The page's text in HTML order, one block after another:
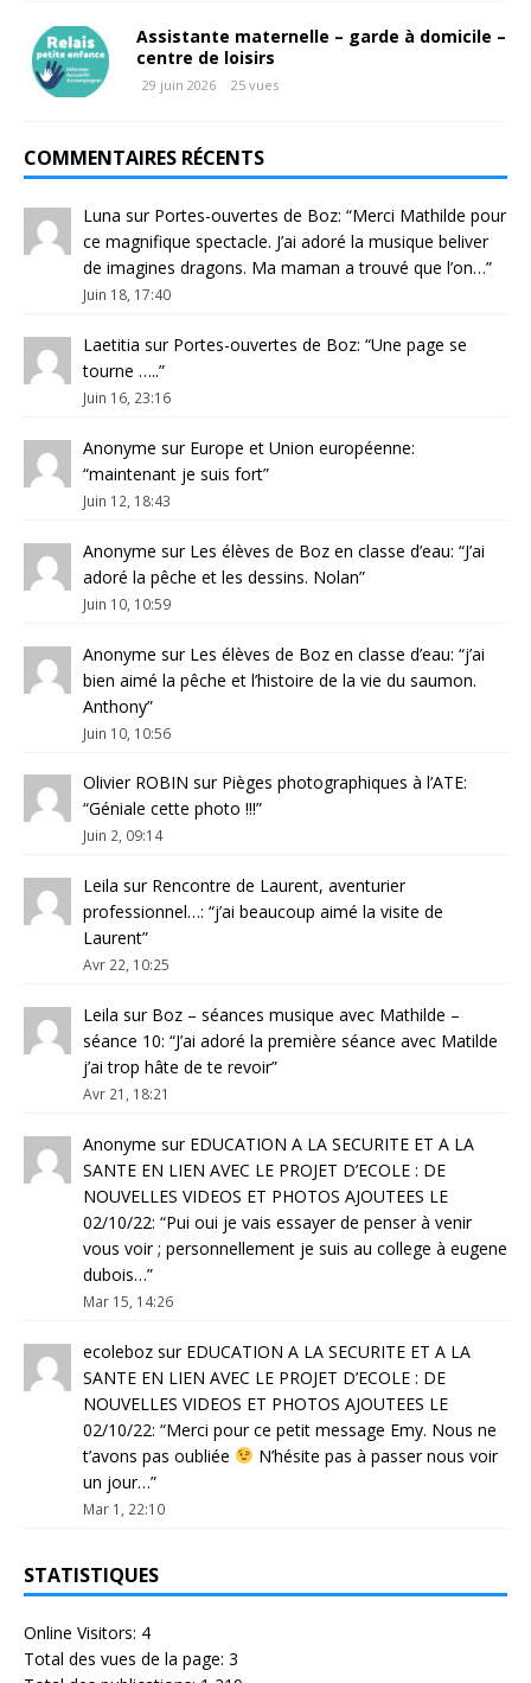
Assistante maternelle – garde à domicile –
centre de loisirs
29 juin 2026 25 vues
COMMENTAIRES RÉCENTS
Luna sur Portes-ouvertes de Boz: “Merci Mathilde pour
ce magnifique spectacle. J’ai adoré la musique beliver
de imagines dragons. Ma maman a trouvé que l’on…”
Juin 18, 17:40
Laetitia sur Portes-ouvertes de Boz: “Une page se
tourne …..”
Juin 16, 23:16
Anonyme sur Europe et Union européenne:
“maintenant je suis fort”
Juin 12, 18:43
Anonyme sur Les élèves de Boz en classe d’eau: “J’ai
adoré la pêche et les dessins. Nolan”
Juin 10, 10:59
Anonyme sur Les élèves de Boz en classe d’eau: “j’ai
bien aimé la pêche et l’histoire de la vie du saumon.
Anthony”
Juin 10, 10:56
Olivier ROBIN sur Pièges photographiques à l’ATE:
“Géniale cette photo !!!”
Juin 2, 09:14
Leila sur Rencontre de Laurent, aventurier
professionnel…: “j’ai beaucoup aimé la visite de
Laurent”
Avr 22, 10:25
Leila sur Boz – séances musique avec Mathilde –
séance 10: “J’ai adoré la première séance avec Matilde
j’ai trop hâte de te revoir”
Avr 21, 18:21
Anonyme sur EDUCATION A LA SECURITE ET A LA
SANTE EN LIEN AVEC LE PROJET D’ECOLE : DE
NOUVELLES VIDEOS ET PHOTOS AJOUTEES LE
02/10/22: “Pui oui je vais essayer de penser à venir
vous voir ; personnellement je suis au college à eugene
dubois…”
Mar 15, 14:26
ecoleboz sur EDUCATION A LA SECURITE ET A LA
SANTE EN LIEN AVEC LE PROJET D’ECOLE : DE
NOUVELLES VIDEOS ET PHOTOS AJOUTEES LE
02/10/22: “Merci pour ce petit message Emy. Nous ne
t’avons pas oubliée
N’hésite pas à passer nous voir
un jour…”
Mar 1, 22:10
STATISTIQUES
Online Visitors: 4
Total des vues de la page: 3